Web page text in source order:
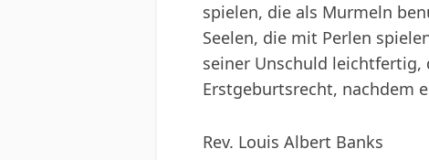
spielen, die als Murmeln
Seelen, die mit Perlen
seiner Unschuld leichtfertig,
Erstgeburtsrecht, nachdem
Rev. Louis Albert Banks